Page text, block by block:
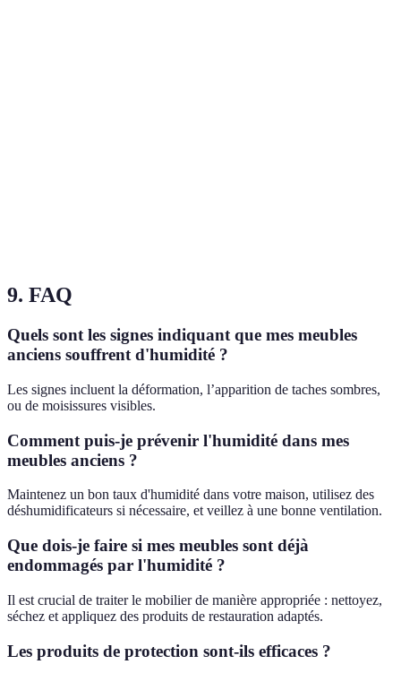
9. FAQ
Quels sont les signes indiquant que mes meubles
anciens souffrent d'humidité ?
Les signes incluent la déformation, l’apparition de taches sombres,
ou de moisissures visibles.
Comment puis-je prévenir l'humidité dans mes
meubles anciens ?
Maintenez un bon taux d'humidité dans votre maison, utilisez des
déshumidificateurs si nécessaire, et veillez à une bonne ventilation.
Que dois-je faire si mes meubles sont déjà
endommagés par l'humidité ?
Il est crucial de traiter le mobilier de manière appropriée : nettoyez,
séchez et appliquez des produits de restauration adaptés.
Les produits de protection sont-ils efficaces ?